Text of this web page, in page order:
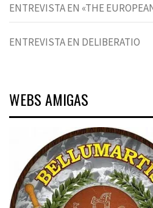
ENTREVISTA EN «THE
ENTREVISTA EN DELIBERATIO
WEBS AMIGAS